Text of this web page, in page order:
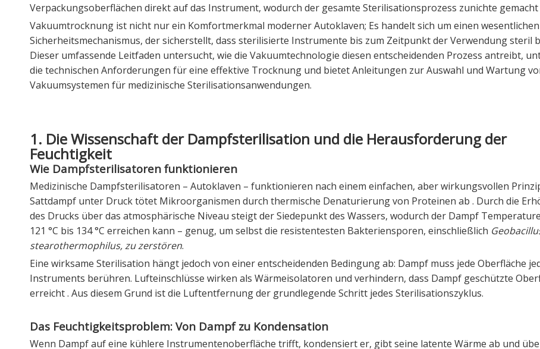
Verpackungsoberflächen direkt auf das Instrument, wodurch der gesamte Sterilisationsprozess zunichte
Vakuumtrocknung ist nicht nur ein Komfortmerkmal moderner Autoklaven; Es handelt sich um einen wesentlichen
Sicherheitsmechanismus, der sicherstellt, dass sterilisierte Instrumente bis zum Zeitpunkt der Verwendung steril
Dieser umfassende Leitfaden untersucht, wie die Vakuumtechnologie diesen entscheidenden Prozess antreibt,
die technischen Anforderungen für eine effektive Trocknung und bietet Anleitungen zur Auswahl und Wartung
Vakuumsystemen für medizinische Sterilisationsanwendungen.
1. Die Wissenschaft der Dampfsterilisation und die Herausforderung der
Feuchtigkeit
Wie Dampfsterilisatoren funktionieren
Medizinische Dampfsterilisatoren – Autoklaven – funktionieren nach einem einfachen, aber wirkungsvollen
Sattdampf unter Druck tötet Mikroorganismen durch thermische Denaturierung von Proteinen ab . Durch die
des Drucks über das atmosphärische Niveau steigt der Siedepunkt des Wassers, wodurch der Dampf
121 °C bis 134 °C erreichen kann – genug, um selbst die resistentesten Bakteriensporen, einschließlich
stearothermophilus, zu zerstören.
Eine wirksame Sterilisation hängt jedoch von einer entscheidenden Bedingung ab: Dampf muss jede Oberfläche
Instruments berühren. Lufteinschlüsse wirken als Wärmeisolatoren und verhindern, dass Dampf geschützte
erreicht. Aus diesem Grund ist die Luftentfernung der grundlegende Schritt jedes Sterilisationszyklus.
Das Feuchtigkeitsproblem: Von Dampf zu Kondensation
Wenn Dampf auf eine kühlere Instrumentenoberfläche trifft, kondensiert er, gibt seine latente Wärme ab und